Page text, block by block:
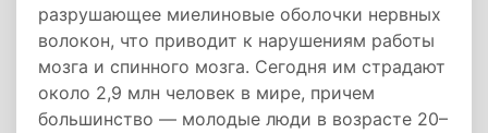
разрушающее миелиновые оболочки нервных
волокон, что приводит к нарушениям работы
мозга и спинного мозга. Сегодня им страдают
около 2,9 млн человек в мире, причем
большинство — молодые люди в возрасте 20–